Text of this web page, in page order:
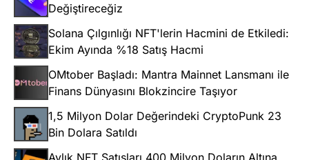
Değiştireceğiz
Solana Çılgınlığı NFT'lerin Hacmini de Etkiledi:
Ekim Ayında %18 Satış Hacmi
OMtober Başladı: Mantra Mainnet Lansmanı ile
Finans Dünyasını Blokzincire Taşıyor
1,5 Milyon Dolar Değerindeki CryptoPunk 23
Bin Dolara Satıldı